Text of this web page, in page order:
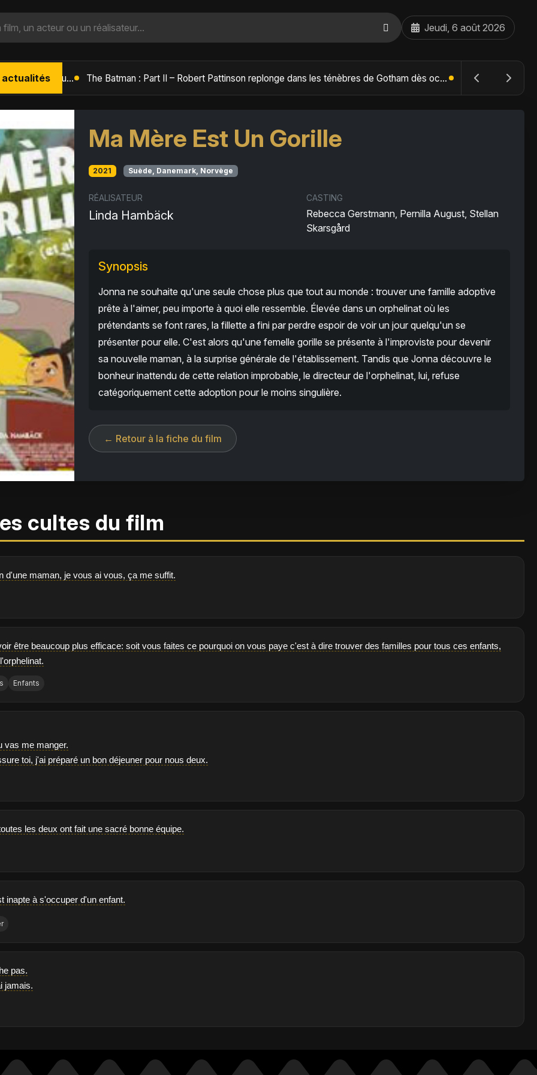
Jeudi, 6 août 2026
actualités L'Âge de Glace : Le Réveil du Volcan – Manny, Sid et Diego de retour pour une aventure explosive The Batman : Part II – Robert Pattinson replonge dans les ténèbres de Gotham dès octobre 2027
Ma Mère Est Un Gorille
2021 Suède, Danemark, Norvège
RÉALISATEUR
Linda Hambäck
CASTING
Rebecca Gerstmann, Pernilla August, Stellan
Skarsgård
Synopsis
Jonna ne souhaite qu'une seule chose plus que tout au monde : trouver une famille adoptive
prête à l'aimer, peu importe à quoi elle ressemble. Élevée dans un orphelinat où les
prétendants se font rares, la fillette a fini par perdre espoir de voir un jour quelqu'un se
présenter pour elle. C'est alors qu'une femelle gorille se présente à l'improviste pour devenir
sa nouvelle maman, à la surprise générale de l'établissement. Tandis que Jonna découvre le
bonheur inattendu de cette relation improbable, le directeur de l'orphelinat, lui, refuse
catégoriquement cette adoption pour le moins singulière.
← Retour à la fiche du film
cultes du film
d'une maman, je vous ai vous, ça me suffit.
être beaucoup plus efficace: soit vous faites ce pourquoi on vous paye c'est à dire trouver des familles pour tous ces enfants,
Enfants
vas me manger.
toi, j'ai préparé un bon déjeuner pour nous deux.
les deux ont fait une sacré bonne équipe.
inapte à s'occuper d'un enfant.
pas.
jamais.